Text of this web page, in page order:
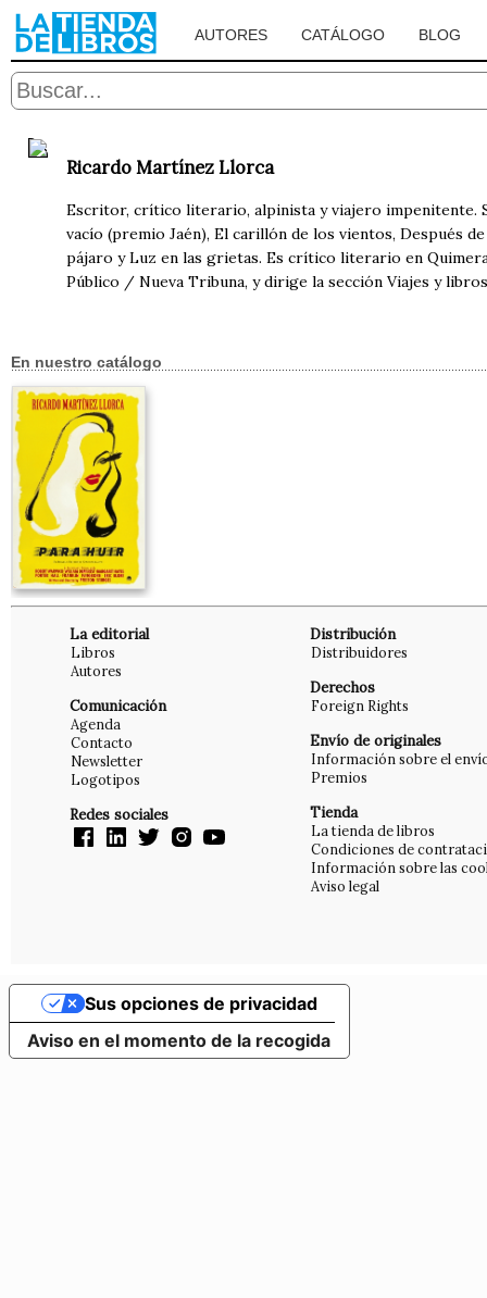
AUTORES CATÁLOGO BLOG
Ricardo Martínez Llorca
Escritor, crítico literario, alpinista y viajero impenitente.
vacío (premio Jaén), El carillón de los vientos, Después
pájaro y Luz en las grietas. Es crítico literario en
Público / Nueva Tribuna, y dirige la sección Viajes y
En nuestro catálogo
La editorial
Libros
Autores
Comunicación
Agenda
Contacto
Newsletter
Logotipos
Redes sociales
Distribución
Distribuidores
Derechos
Foreign Rights
Envío de originales
Información sobre el
Premios
Tienda
La tienda de libros
Condiciones de
Información sobre las
Aviso legal
Aviso en el momento de la recogida
Sus opciones de privacidad